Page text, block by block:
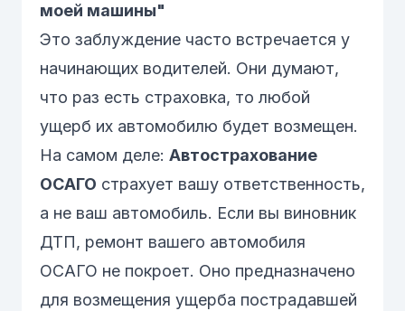
моей машины"
Это заблуждение часто встречается у
начинающих водителей. Они думают,
что раз есть страховка, то любой
ущерб их автомобилю будет возмещен.
На самом деле: Автострахование
ОСАГО страхует вашу ответственность,
а не ваш автомобиль. Если вы виновник
ДТП, ремонт вашего автомобиля
ОСАГО не покроет. Оно предназначено
для возмещения ущерба пострадавшей